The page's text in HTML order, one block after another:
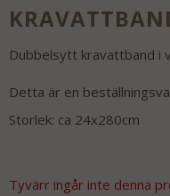
Dubbelsytt kravattband i
Detta är en
Storlek: ca 24x280cm
Tyvärr ingår inte denna